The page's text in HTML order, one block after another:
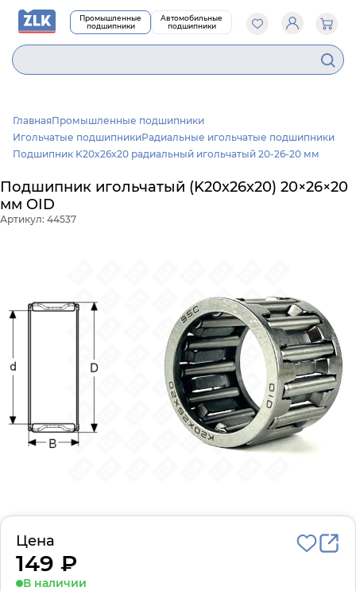
Промышленные
подшипники
Автомобильные
подшипники
ГлавнаяПромышленные подшипники
Игольчатые подшипникиРадиальные игольчатые подшипники
Подшипник K20x26x20 радиальный игольчатый 20-26-20 мм
Подшипник игольчатый (K20x26x20) 20×26×20
мм OID
Артикул: 44537
Цена
149 ₽
В наличии